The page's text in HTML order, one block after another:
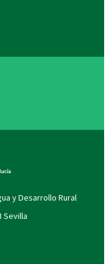
y Desarrollo Rural
Sevilla